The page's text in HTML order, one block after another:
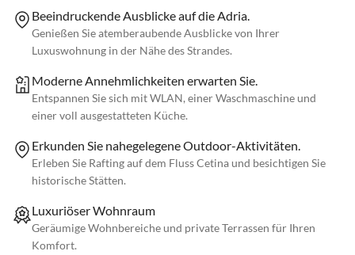
Beeindruckende Ausblicke auf die Adria.
Genießen Sie atemberaubende Ausblicke von Ihrer
Luxuswohnung in der Nähe des Strandes.
Moderne Annehmlichkeiten erwarten Sie.
Entspannen Sie sich mit WLAN, einer Waschmaschine und
einer voll ausgestatteten Küche.
Erkunden Sie nahegelegene Outdoor-Aktivitäten.
Erleben Sie Rafting auf dem Fluss Cetina und besichtigen Sie
historische Stätten.
Luxuriöser Wohnraum
Geräumige Wohnbereiche und private Terrassen für Ihren
Komfort.